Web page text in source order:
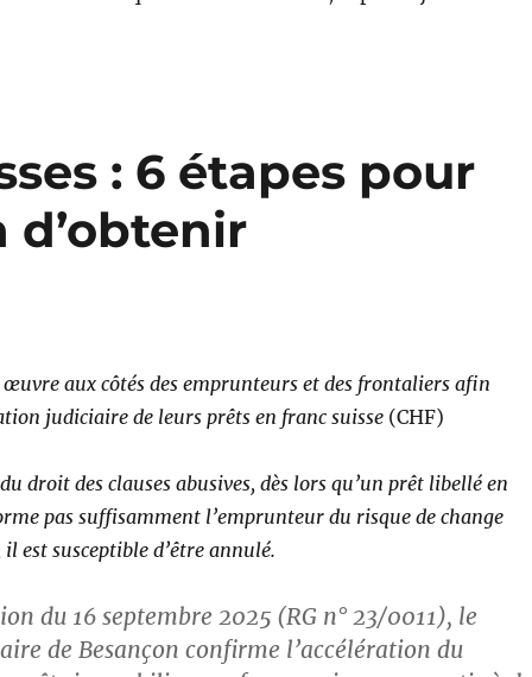
: 6 étapes pour
aux côtés des emprunteurs et des frontaliers afin
judiciaire de leurs prêts en franc suisse(CHF)
droit des clauses abusives, dès lors qu’un prêt libellé en
pas suffisamment l’emprunteur du risque de change
est susceptible d’être annulé.
du 16 septembre 2025 (RG n° 23/0011), le
de Besançon confirme l’accélération du